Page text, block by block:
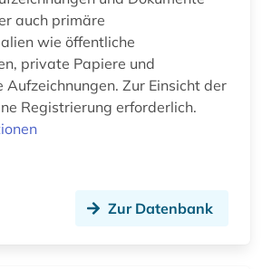
bestattungsrecht (1)
betreuungsrecht (2)
auch primäre
wie öffentliche
private Papiere und
Aufzeichnungen. Zur Einsicht der
Registrierung erforderlich.
Zur Datenbank